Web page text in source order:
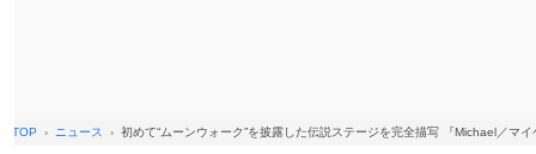
TOP ニュース 初めて“ムーンウォーク”を披露した伝説ステージを完全描写 『Michael／マ